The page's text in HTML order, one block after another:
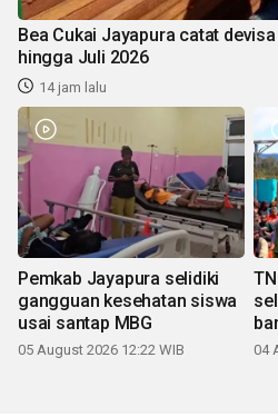
Bea Cukai Jayapura catat
hingga Juli 2026
14 jam lalu
Pemkab Jayapura selidiki
gangguan kesehatan siswa
usai santap MBG
05 August 2026 12:22 WIB 04